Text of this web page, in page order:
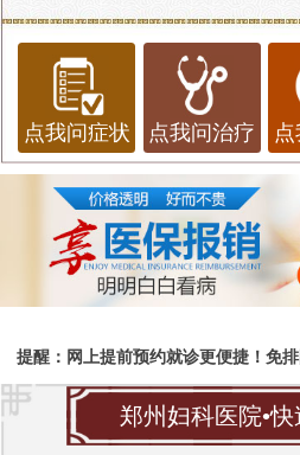
点我问症状 点我问治疗
提醒：网上提前预约就诊更便捷！免
郑州妇科医院•